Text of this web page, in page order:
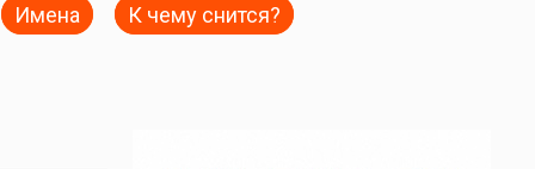
Имена К чему снится?